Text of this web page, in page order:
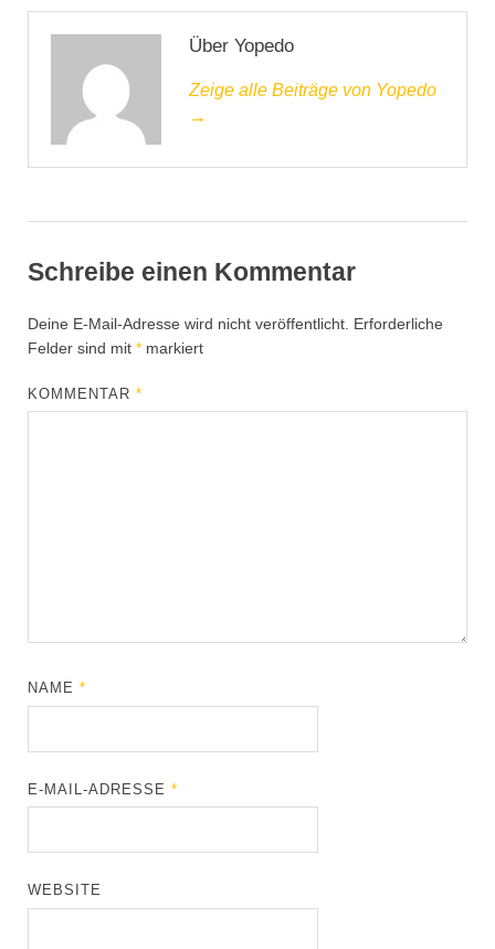
Über Yopedo
Zeige alle Beiträge von Yopedo
→
Schreibe einen Kommentar
Deine E-Mail-Adresse wird nicht veröffentlicht. Erforderliche
Felder sind mit * markiert
KOMMENTAR*
NAME*
E-MAIL-ADRESSE*
WEBSITE